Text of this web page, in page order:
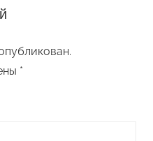
*